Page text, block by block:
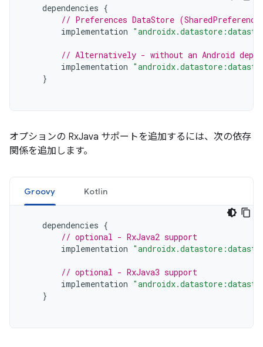
dependencies {
// Preferences DataStore
implementation
// Alternatively - without an Android
implementation
}
オプションの RxJava サポートを追加するには、次の依存
関係を追加します。
Groovy Kotlin
dependencies {
// optional - RxJava2 support
implementation
// optional - RxJava3 support
implementation
}